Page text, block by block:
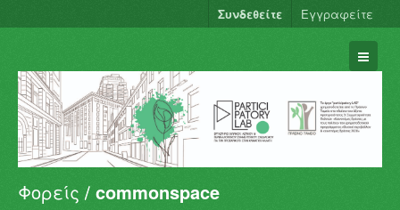
Συνδεθείτε Εγγραφείτε
Σύνολα Δεδομένων
Φορείς commonspace